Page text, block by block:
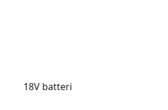
18V batteri